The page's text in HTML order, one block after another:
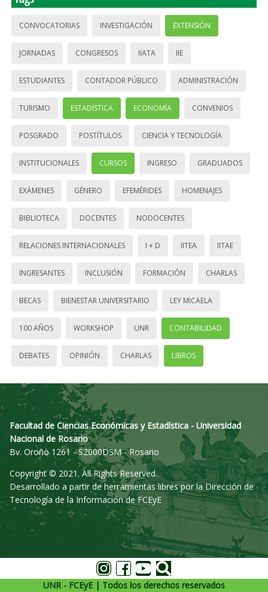
CONVOCATORIAS INVESTIGACIÓN EXTENSIÓN
JORNADAS CONGRESOS IIATA IIE
ESTUDIANTES CONTADOR PÚBLICO ADMINISTRACIÓN
TURISMO ESTADÍSTICA ECONOMÍA CONVENIOS
POSGRADO POSTÍTULOS CIENCIA Y TECNOLOGÍA
INSTITUCIONALES CURSOS INGRESO GRADUADOS
EXÁMENES GÉNERO EFEMÉRIDES HOMENAJES
BIBLIOTECA DOCENTES NODOCENTES
RELACIONES INTERNACIONALES I + D IITEA IITAE
INGRESANTES INCLUSIÓN FORMACIÓN CHARLAS
BECAS BIENESTAR UNIVERSITARIO LEY MICAELA
100 AÑOS WORKSHOP UNR CONTABILIDAD
DEBATES OPINIÓN CHARLAS LIBROS
Facultad de Ciencias Económicas y Estadística - Universidad
Nacional de Rosario
Bv. Oroño 1261 - S2000DSM - Rosario
Copyright © 2021. All Rights Reserved.
Desarrollado a partir de herramientas libres por la Dirección de
Tecnología de la Información de FCEyE
UNR - FCEyE | Todos los derechos reservados